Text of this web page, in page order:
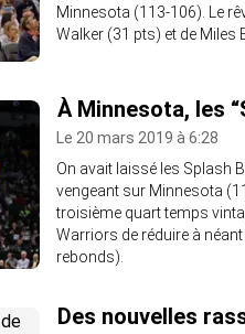
Minnesota (113-106). Le
Walker (31 pts) et de Miles
À Minnesota, les
Le 20 mars 2019 à 6:28
On avait laissé les Splash
vengeant sur Minnesota
troisième quart temps
Warriors de réduire à
rebonds).
Des nouvelles